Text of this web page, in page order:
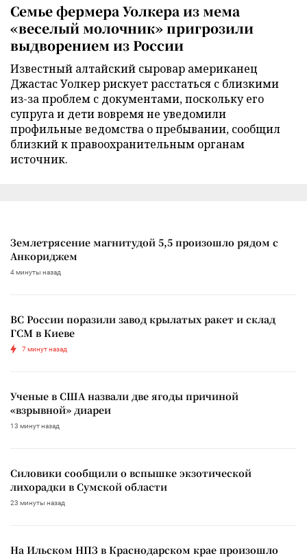
Семье фермера Уолкера из мема
«веселый молочник» пригрозили
выдворением из России
Известный алтайский сыровар американец
Джастас Уолкер рискует расстаться с близкими
из-за проблем с документами, поскольку его
супруга и дети вовремя не уведомили
профильные ведомства о пребывании, сообщил
близкий к правоохранительным органам
источник.
Землетрясение магнитудой 5,5 произошло рядом с
Анкориджем
4 минуты назад
ВС России поразили завод крылатых ракет и склад
ГСМ в Киеве
7 минут назад
Ученые в США назвали две ягоды причиной
«взрывной» диареи
13 минут назад
Силовики сообщили о вспышке экзотической
лихорадки в Сумской области
23 минуты назад
На Ильском НПЗ в Краснодарском крае произошло